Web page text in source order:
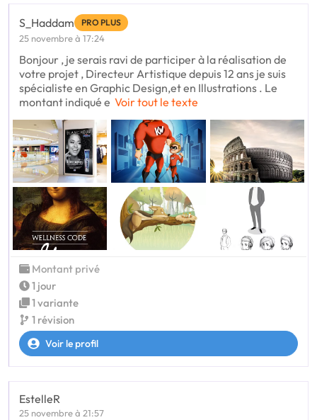
S_Haddam PRO PLUS
25 novembre à 17:24
Bonjour , je serais ravi de participer à la réalisation de
votre projet , Directeur Artistique depuis 12 ans je suis
spécialiste en Graphic Design,et en Illustrations . Le
montant indiqué e Voir tout le texte
Montant privé
1 jour
1 variante
1 révision
Voir le profil
EstelleR
25 novembre à 21:57